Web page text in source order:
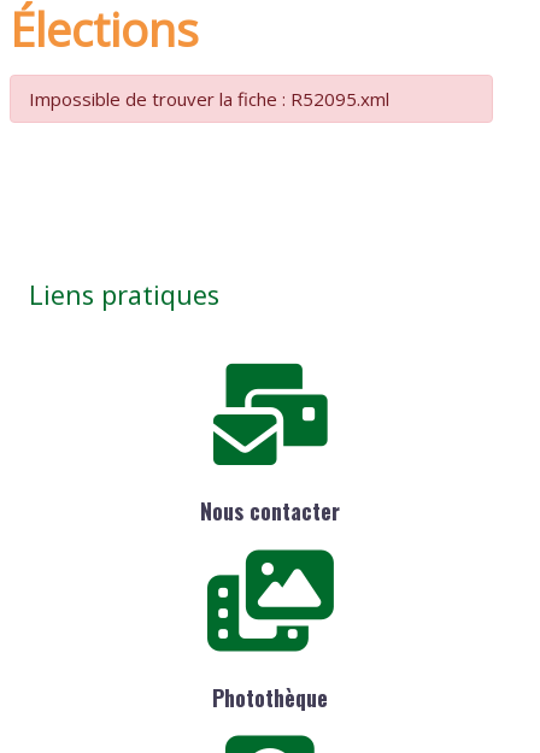
Élections
Impossible de trouver la fiche : R52095.xml
Liens pratiques
Nous contacter
Photothèque